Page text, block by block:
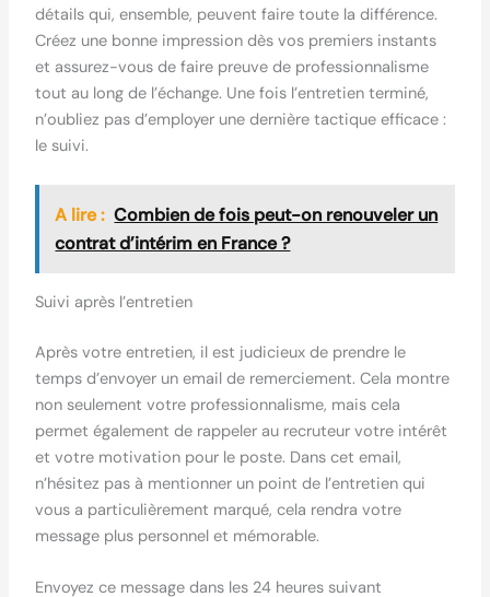
détails qui, ensemble, peuvent faire toute la différence.
Créez une bonne impression dès vos premiers instants
et assurez-vous de faire preuve de professionnalisme
tout au long de l’échange. Une fois l’entretien terminé,
n’oubliez pas d’employer une dernière tactique efficace :
le suivi.
A lire : Combien de fois peut-on renouveler un
contrat d’intérim en France ?
Suivi après l’entretien
Après votre entretien, il est judicieux de prendre le
temps d’envoyer un email de remerciement. Cela montre
non seulement votre professionnalisme, mais cela
permet également de rappeler au recruteur votre intérêt
et votre motivation pour le poste. Dans cet email,
n’hésitez pas à mentionner un point de l’entretien qui
vous a particulièrement marqué, cela rendra votre
message plus personnel et mémorable.
Envoyez ce message dans les 24 heures suivant